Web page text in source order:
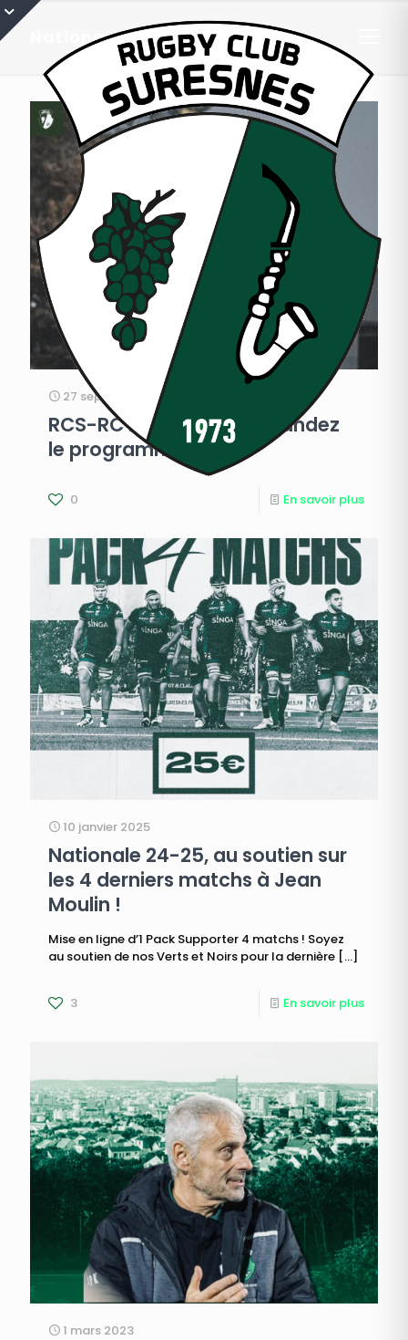
Nationale
27 septembre 2025
RCS-RC Narbonne : demandez
le programme !
0 En savoir plus
10 janvier 2025
Nationale 24-25, au soutien sur
les 4 derniers matchs à Jean
Moulin !
Mise en ligne d’1 Pack Supporter 4 matchs ! Soyez
au soutien de nos Verts et Noirs pour la dernière […]
3 En savoir plus
1 mars 2023